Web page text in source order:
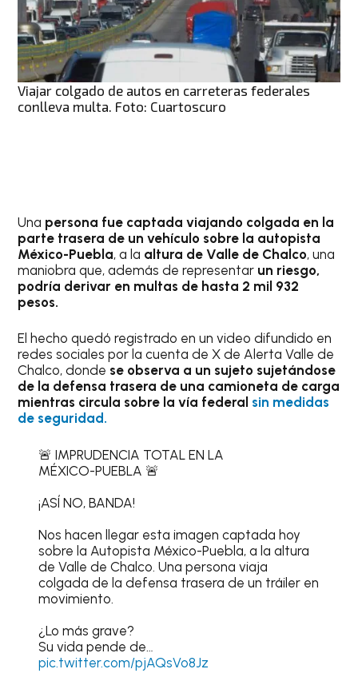
Viajar colgado de autos en carreteras federales
conlleva multa. Foto: Cuartoscuro
Una persona fue captada viajando colgada en la
parte trasera de un vehículo sobre la autopista
México-Puebla, a la altura de Valle de Chalco, una
maniobra que, además de representar un riesgo,
podría derivar en multas de hasta 2 mil 932
pesos.
El hecho quedó registrado en un video difundido en
redes sociales por la cuenta de X de Alerta Valle de
Chalco, donde se observa a un sujeto sujetándose
de la defensa trasera de una camioneta de carga
mientras circula sobre la vía federal sin medidas
de seguridad.
🚨 IMPRUDENCIA TOTAL EN LA
MÉXICO-PUEBLA 🚨
¡ASÍ NO, BANDA!
Nos hacen llegar esta imagen captada hoy
sobre la Autopista México-Puebla, a la altura
de Valle de Chalco. Una persona viaja
colgada de la defensa trasera de un tráiler en
movimiento.
¿Lo más grave?
Su vida pende de…
pic.twitter.com/pjAQsVo8Jz